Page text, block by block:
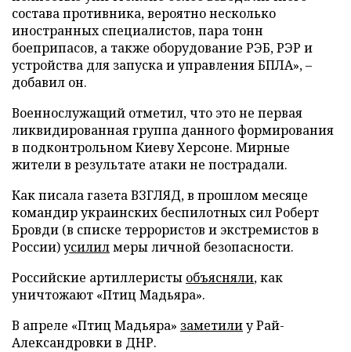
состава противника, вероятно несколько
иностранных специалистов, пара тонн
боеприпасов, а также оборудование РЭБ, РЭР и
устройства для запуска и управления БПЛА», –
добавил он.
Военнослужащий отметил, что это не первая
ликвидированная группа данного формирования
в подконтрольном Киеву Херсоне. Мирные
жители в результате атаки не пострадали.
Как писала газета ВЗГЛЯД, в прошлом месяце
командир украинских беспилотных сил Роберт
Бровди (в списке террористов и экстремистов в
России)усилилмеры личной безопасности.
Российские артиллеристы объясняли, как
уничтожают «Птиц Мадьяра».
В апреле «Птиц Мадьяра» заметилиу Рай-
Александровки в ДНР.